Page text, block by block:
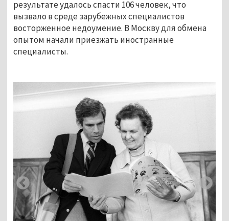
результате удалось спасти 106 человек, что
вызвало в среде зарубежных специалистов
восторженное недоумение. В Москву для обмена
опытом начали приезжать иностранные
специалисты.